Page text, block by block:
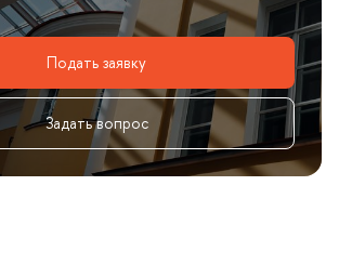
Подать заявку
Задать вопрос